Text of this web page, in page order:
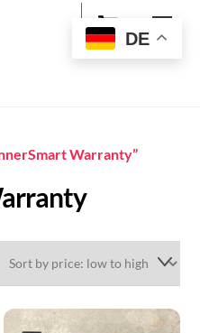
Cart
Warranty”
DE